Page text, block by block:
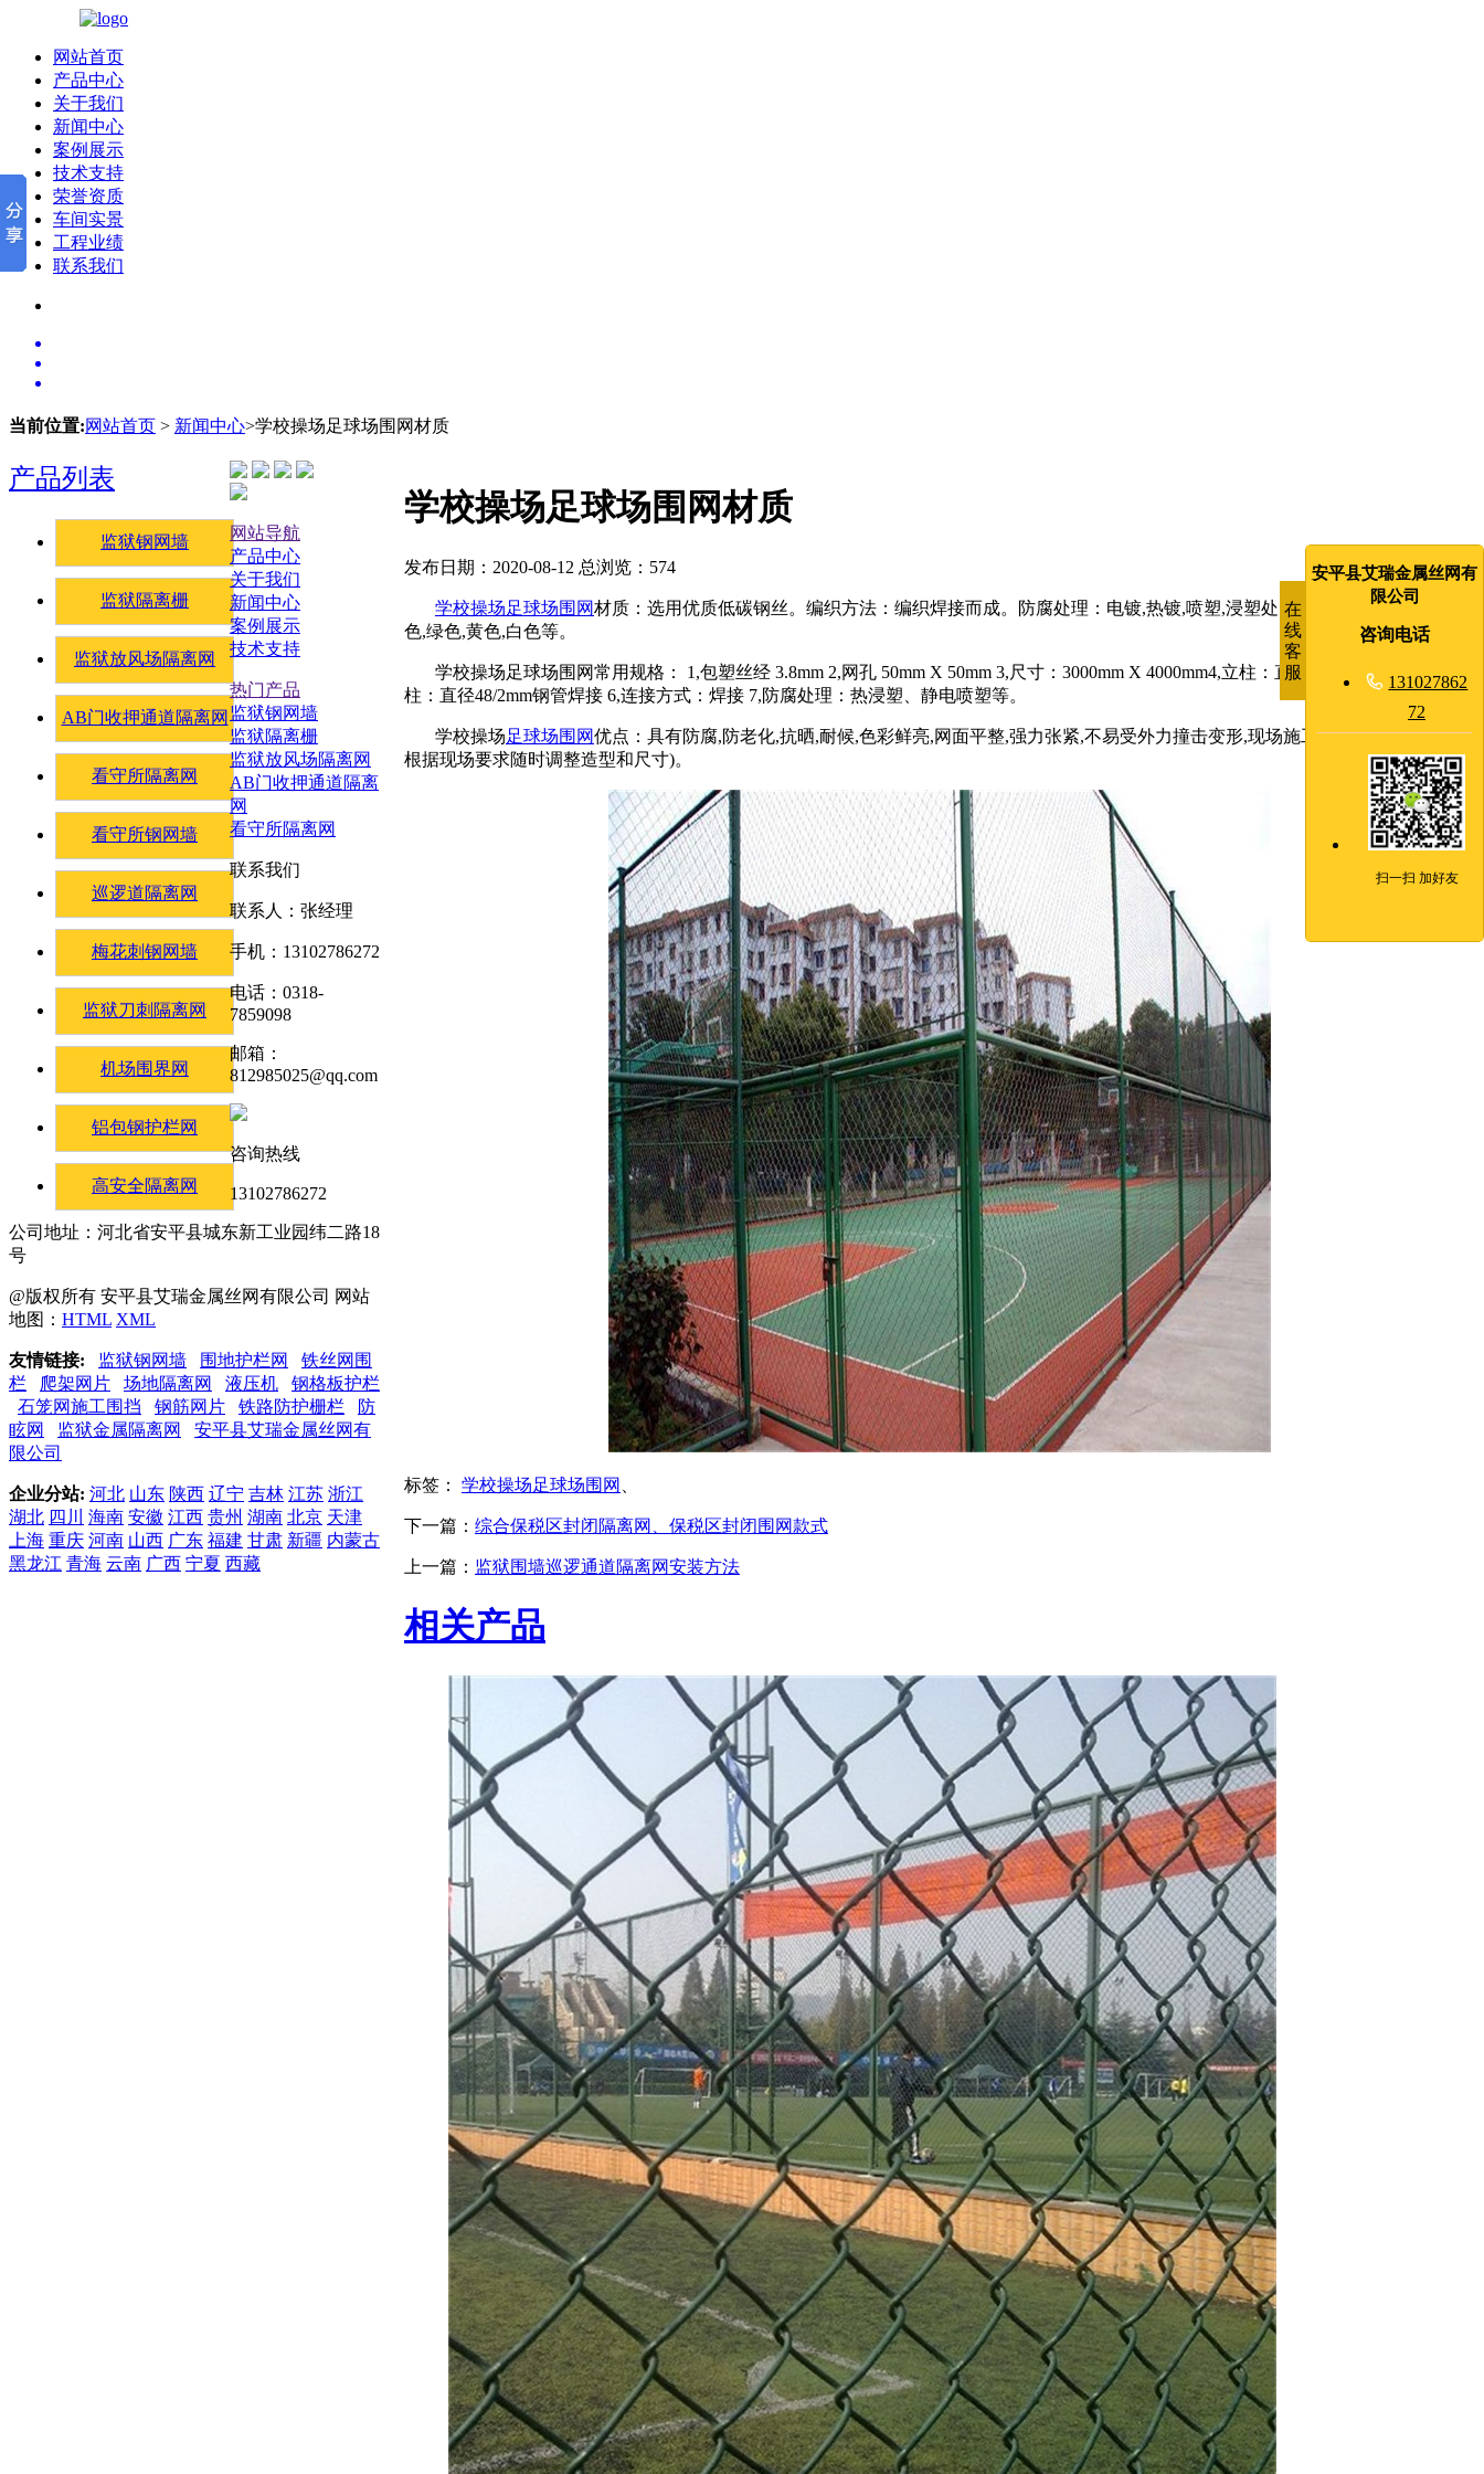
网站首页
产品中心
关于我们
新闻中心
案例展示
技术支持
荣誉资质
车间实景
工程业绩
联系我们
当前位置:网站首页 > 新闻中心>学校操场足球场围网材质
产品列表
监狱钢网墙
监狱隔离栅
监狱放风场隔离网
AB门收押通道隔离网
看守所隔离网
看守所钢网墙
巡逻道隔离网
梅花刺钢网墙
监狱刀刺隔离网
机场围界网
铝包钢护栏网
高安全隔离网
学校操场足球场围网材质
发布日期：2020-08-12 总浏览： 574
学校操场足球场围网材质：选用优质低碳钢丝。编织方法：编织焊接而成。防腐处理：电镀,热镀,喷塑,浸塑处。足球场围网颜色： 蓝
色,绿色,黄色,白色等。
学校操场足球场围网常用规格： 1,包塑丝经 3.8mm 2,网孔 50mm X 50mm 3,尺寸：3000mm X 4000mm4,立柱：直径60/2.5mm钢管 5,横
柱：直径48/2mm钢管焊接 6,连接方式：焊接 7,防腐处理：热浸塑、静电喷塑等。
学校操场足球场围网优点：具有防腐,防老化,抗晒,耐候,色彩鲜亮,网面平整,强力张紧,不易受外力撞击变形,现场施工安装,灵活性强（可
根据现场要求随时调整造型和尺寸)。
标签： 学校操场足球场围网
下一篇： 综合保税区封闭隔离网、保税区封闭围网款式
上一篇： 监狱围墙巡逻通道隔离网安装方法
相关产品
网站导航
产品中心
关于我们
新闻中心
案例展示
技术支持
热门产品
监狱钢网墙
监狱隔离栅
监狱放风场隔离网
AB门收押通道隔离
网
看守所隔离网
联系我们
联系人：张经理
手机：13102786272
电话：0318-
7859098
邮箱：
812985025@qq.com
咨询热线
13102786272
公司地址：河北省安平县城东新工业园纬二路18
号
@版权所有 安平县艾瑞金属丝网有限公司 网站
地图： HTML XML
友情链接: 监狱钢网墙 围地护栏网
铁丝网围
栏
爬架网片 场地隔离网 液压机
钢格板护栏
石笼网施工围挡
钢筋网片 铁路防护栅栏
防
眩网
监狱金属隔离网
安平县艾瑞金属丝网有
限公司
企业分站: 河北 山东 陕西 辽宁 吉林 江苏 浙江
湖北 四川 海南 安徽 江西 贵州 湖南 北京 天津
上海 重庆 河南 山西 广东 福建 甘肃 新疆 内蒙古
黑龙江 青海 云南 广西 宁夏 西藏
在
线
客
服
安平县艾瑞金属丝网有
限公司
咨询电话
 131027862
72
扫一扫 加好友